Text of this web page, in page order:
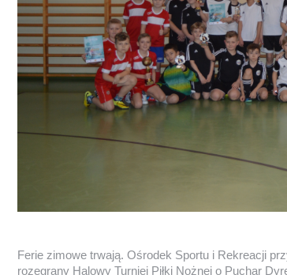
Ferie zimowe trwają. Ośrodek Sportu i Rekreacji
rozegrany Halowy Turniej Piłki Nożnej o Puchar